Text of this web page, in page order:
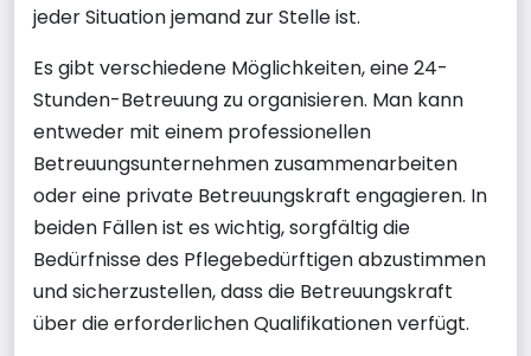
jeder Situation jemand zur Stelle ist.
Es gibt verschiedene Möglichkeiten, eine 24-
Stunden-Betreuung zu organisieren. Man kann
entweder mit einem professionellen
Betreuungsunternehmen zusammenarbeiten
oder eine private Betreuungskraft engagieren. In
beiden Fällen ist es wichtig, sorgfältig die
Bedürfnisse des Pflegebedürftigen abzustimmen
und sicherzustellen, dass die Betreuungskraft
über die erforderlichen Qualifikationen verfügt.